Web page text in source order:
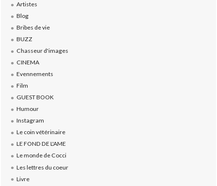
Artistes
Blog
Bribes de vie
BUZZ
Chasseur d'images
CINEMA
Evennements
Film
GUEST BOOK
Humour
Instagram
Le coin vétérinaire
LE FOND DE L'AME
Le monde de Cocci
Les lettres du coeur
Livre